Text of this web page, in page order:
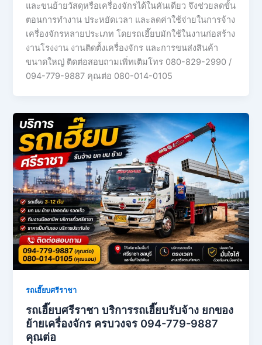
และขนย้ายวัสดุหรือเครื่องจักรได้ในคันเดียว จึงช่วยลดขั้น
ตอนการทำงาน ประหยัดเวลา และลดค่าใช้จ่ายในการจ้าง
เครื่องจักรหลายประเภท โดยรถเฮี๊ยบมักใช้ในงานก่อสร้าง
งานโรงงาน งานติดตั้งเครื่องจักร และการขนส่งสินค้า
ขนาดใหญ่ ติดต่อสอบถามเพิ่ทเติมโทร 080-829-2990 /
094-779-9887 คุณต่อ 080-014-0105
รถเฮี๊ยบศรีราชา
รถเฮี๊ยบศรีราชา บริการรถเฮี๊ยบรับจ้าง ยกของ
ย้ายเครื่องจักร ครบวงจร 094-779-9887
คุณต่อ